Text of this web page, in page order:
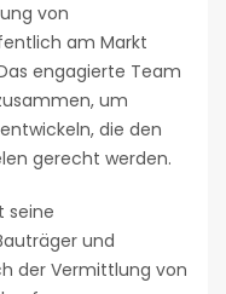
von
am Markt
engagierte Team
um
die den
gerecht werden.
seine
und
der Vermittlung von